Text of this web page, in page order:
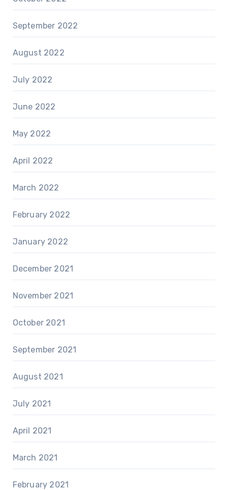
September 2022
August 2022
July 2022
June 2022
May 2022
April 2022
March 2022
February 2022
January 2022
December 2021
November 2021
October 2021
September 2021
August 2021
July 2021
April 2021
March 2021
February 2021